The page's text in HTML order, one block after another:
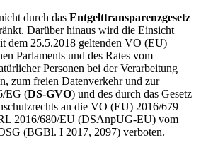
durch das Entgelttransparenzgesetz
Darüber hinaus wird die Einsicht
dem 25.5.2018 geltenden VO (EU)
Parlaments und des Rates vom
Personen bei der Verarbeitung
zum freien Datenverkehr und zur
EG (DS-GVO) und des durch das Gesetz
an die VO (EU) 2016/679
2016/680/EU (DSAnpUG-EU) vom
(BGBl. I 2017, 2097) verboten.